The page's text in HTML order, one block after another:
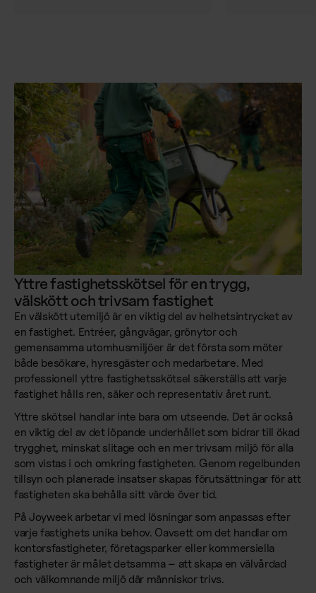
Yttre fastighetsskötsel för en trygg,
välskött och trivsam fastighet
En välskött utemiljö är en viktig del av helhetsintrycket av
en fastighet. Entréer, gångvägar, grönytor och
gemensamma utomhusmiljöer är det första som möter
både besökare, hyresgäster och medarbetare. Med
professionell yttre fastighetsskötsel säkerställs att varje
fastighet hålls ren, säker och representativ året runt.
Yttre skötsel handlar inte bara om utseende. Det är också
en viktig del av det löpande underhållet som bidrar till ökad
trygghet, minskat slitage och en mer trivsam miljö för alla
som vistas i och omkring fastigheten. Genom regelbunden
tillsyn och planerade insatser skapas förutsättningar för att
fastigheten ska behålla sitt värde över tid.
På Joyweek arbetar vi med lösningar som anpassas efter
varje fastighets unika behov. Oavsett om det handlar om
kontorsfastigheter, företagsparker eller kommersiella
fastigheter är målet detsamma – att skapa en välvårdad
och välkomnande miljö där människor trivs.